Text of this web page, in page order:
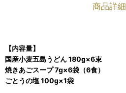
商品詳細
【内容量】
国産小麦五島うどん 180g×6束
焼きあごスープ 7g×6袋（6食）
ごとうの塩 100g×1袋